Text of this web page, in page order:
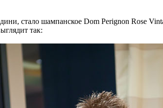
стало шампанское Dom Perignon Rose
так: